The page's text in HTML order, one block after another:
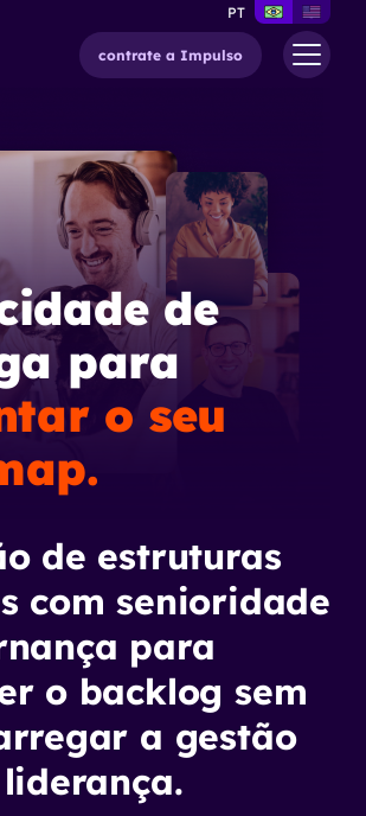
PT
contrate a Impulso
de
para
o seu
de estruturas
com senioridade
para
o backlog sem
a gestão